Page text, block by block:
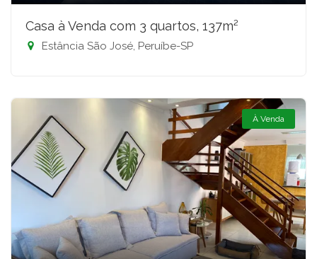
Casa à Venda com 3 quartos, 137m²
Estância São José, Peruíbe-SP
À Venda